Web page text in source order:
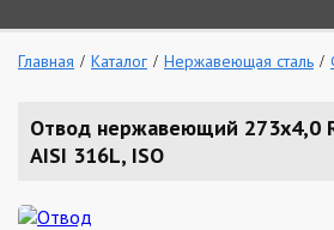
Главная Каталог Нержавеющая сталь
Отвод нержавеющий 273х4,0
AISI 316L, ISO